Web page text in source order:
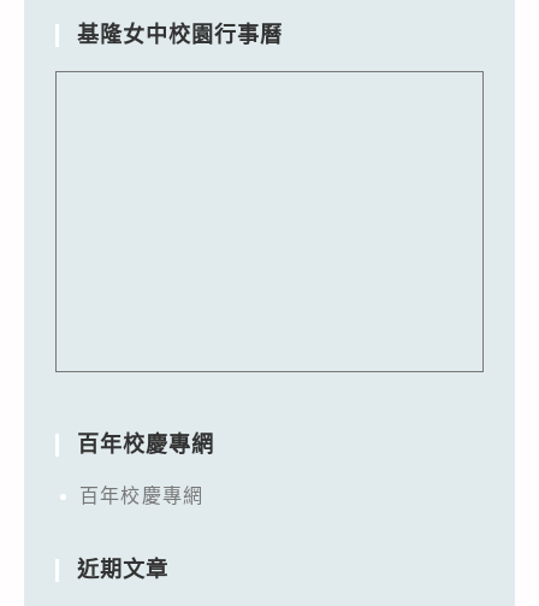
基隆女中校園行事曆
百年校慶專網
百年校慶專網
近期文章